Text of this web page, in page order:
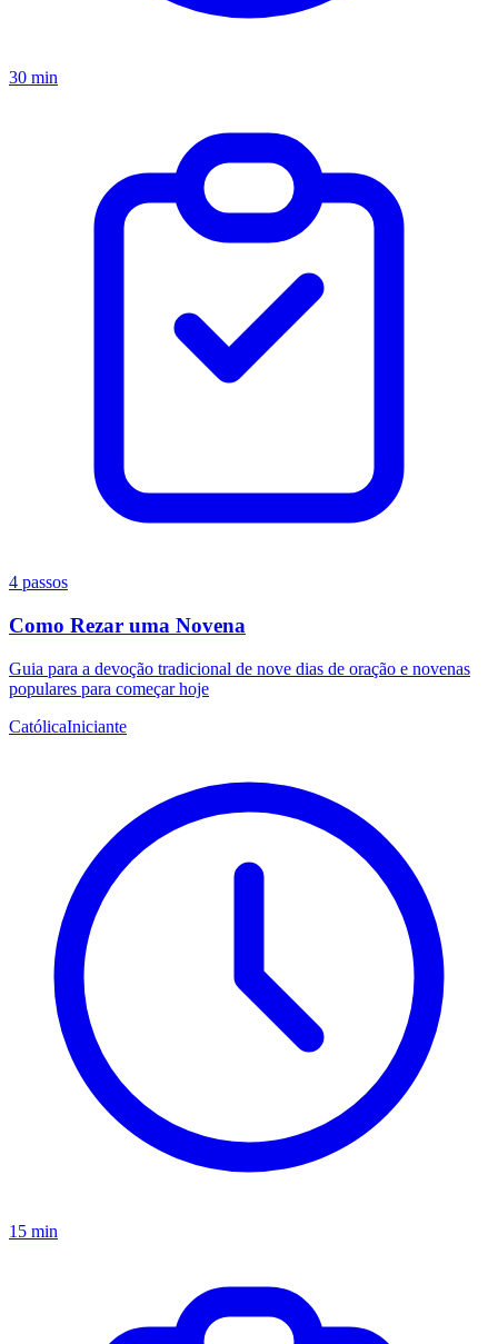
30 min
4 passos
Como Rezar uma Novena
Guia para a devoção tradicional de nove dias de oração e novenas
populares para começar hoje
CatólicaIniciante
15 min